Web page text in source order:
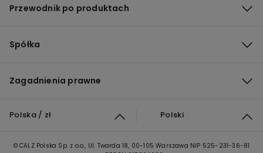
Przewodnik po produktach
Spółka
Zagadnienia prawne
Polska / zł Polski
© CALZ Polska Sp. z o.o., Ul. Twarda 18, 00-105 Warszawa NIP 525-231-36-81